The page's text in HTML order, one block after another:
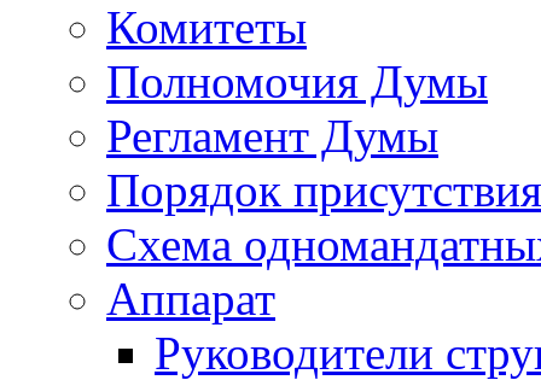
Комитеты
Полномочия Думы
Регламент Думы
Порядок
Схема
Аппарат
Руководители